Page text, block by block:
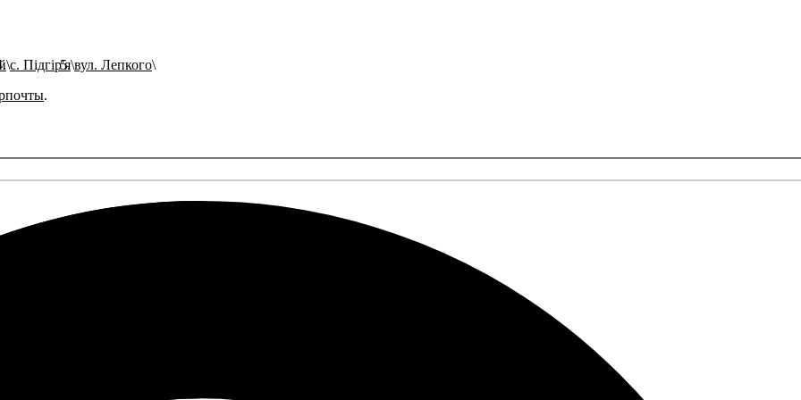
с. Підгір'я вул. Лепкого
.